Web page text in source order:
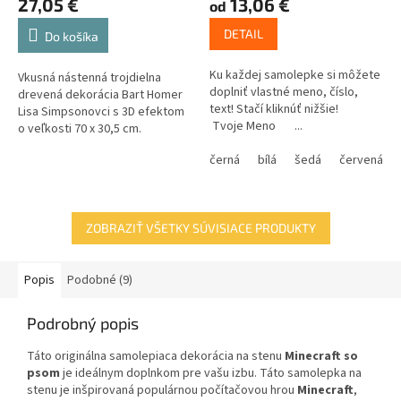
Do košíka
Vkusná nástenná trojdielna
drevená dekorácia Bart Homer
Lisa Simpsonovci s 3D efektom
o veľkosti 70 x 30,5 cm.
od
DETAIL
Ku každej samolepke si môžete
doplniť vlastné meno, číslo,
text! Stačí kliknúť nižšie!
Tvoje Meno ...
černá
bílá šedá červená
ZOBRAZIŤ VŠETKY SÚVISIACE PRODUKTY
Popis Podobné (9)
Podrobný popis
Táto originálna samolepiaca dekorácia na stenu Minecraft so
psom je ideálnym doplnkom pre vašu izbu. Táto samolepka na
stenu je inšpirovaná populárnou počítačovou hrou Minecraft,